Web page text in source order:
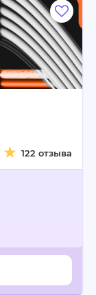
122 отзыва